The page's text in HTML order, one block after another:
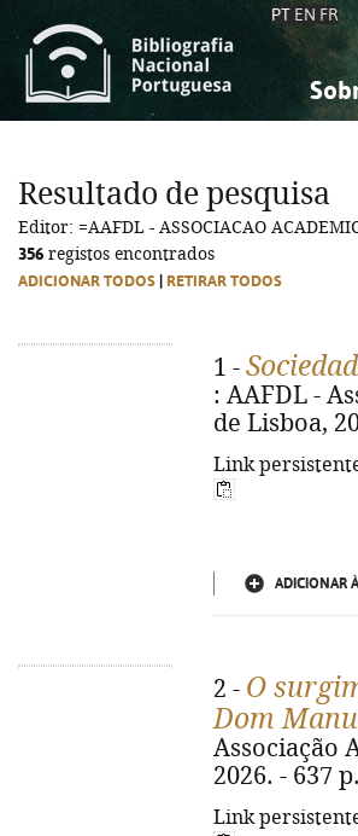
PT EN FR
Resultado de pesquisa
Editor: =AAFDL - ASSOCIACAO
356 registos encontrados
ADICIONAR TODOS RETIRAR TODOS
1 -
: AAFDL -
de Lisboa,
Link
ADICIONAR
2 - O
Dom
Associação
2026. - 637
Link